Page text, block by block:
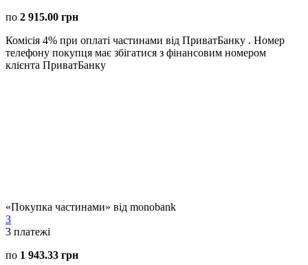
по 2 915.00 грн
Комісія 4% при оплаті частинами від ПриватБанку . Номер
телефону покупця має збігатися з фінансовим номером
клієнта ПриватБанку
«Покупка частинами» від monobank
3
3 платежі
по 1 943.33 грн